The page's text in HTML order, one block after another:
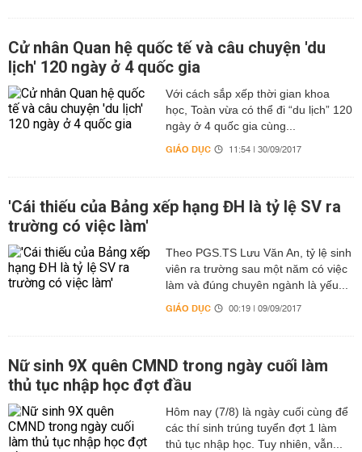
Cử nhân Quan hệ quốc tế và câu chuyện 'du
lịch' 120 ngày ở 4 quốc gia
Với cách sắp xếp thời gian khoa
học, Toàn vừa có thể đi “du lịch” 120
ngày ở 4 quốc gia cùng...
GIÁO DỤC 11:54 | 30/09/2017
'Cái thiếu của Bảng xếp hạng ĐH là tỷ lệ SV ra
trường có việc làm'
Theo PGS.TS Lưu Văn An, tỷ lệ sinh
viên ra trường sau một năm có việc
làm và đúng chuyên ngành là yếu...
GIÁO DỤC 00:19 | 09/09/2017
Nữ sinh 9X quên CMND trong ngày cuối làm
thủ tục nhập học đợt đầu
Hôm nay (7/8) là ngày cuối cùng để
các thí sinh trúng tuyển đợt 1 làm
thủ tục nhập học. Tuy nhiên, vẫn...